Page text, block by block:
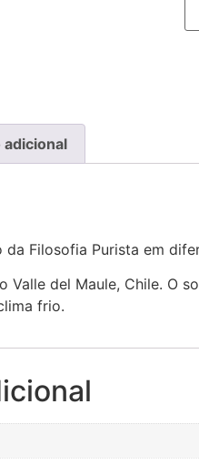
adicional
Filosofia Purista em
Valle del Maule, Chile. O
frio.